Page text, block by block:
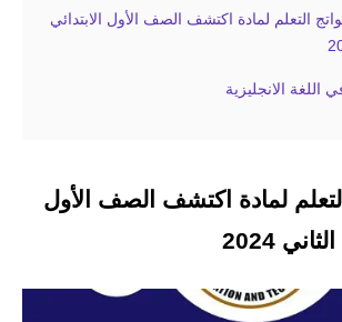
التعلم لمادة اكتشف الصف الأول الابتدائي
لمادة اكتشف الصف الأول
2024